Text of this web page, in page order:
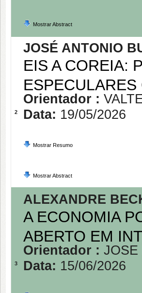
Mostrar Abstract
2
JOSÉ ANTONIO
EIS A COREIA:
Orientador :
Data: 19/05/2026
Mostrar Resumo
Mostrar Abstract
3
ALEXANDRE
A ECONOMIA
ABERTO EM
Orientador : JOSE
Data: 15/06/2026